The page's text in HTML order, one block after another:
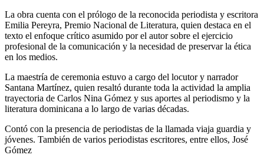
La obra cuenta con el prólogo de la reconocida periodista y escritora
Emilia Pereyra, Premio Nacional de Literatura, quien destaca en el
texto el enfoque crítico asumido por el autor sobre el ejercicio
profesional de la comunicación y la necesidad de preservar la ética
en los medios.
La maestría de ceremonia estuvo a cargo del locutor y narrador
Santana Martínez, quien resaltó durante toda la actividad la amplia
trayectoria de Carlos Nina Gómez y sus aportes al periodismo y la
literatura dominicana a lo largo de varias décadas.
Contó con la presencia de periodistas de la llamada viaja guardia y
jóvenes. También de varios periodistas escritores, entre ellos, José
Gómez